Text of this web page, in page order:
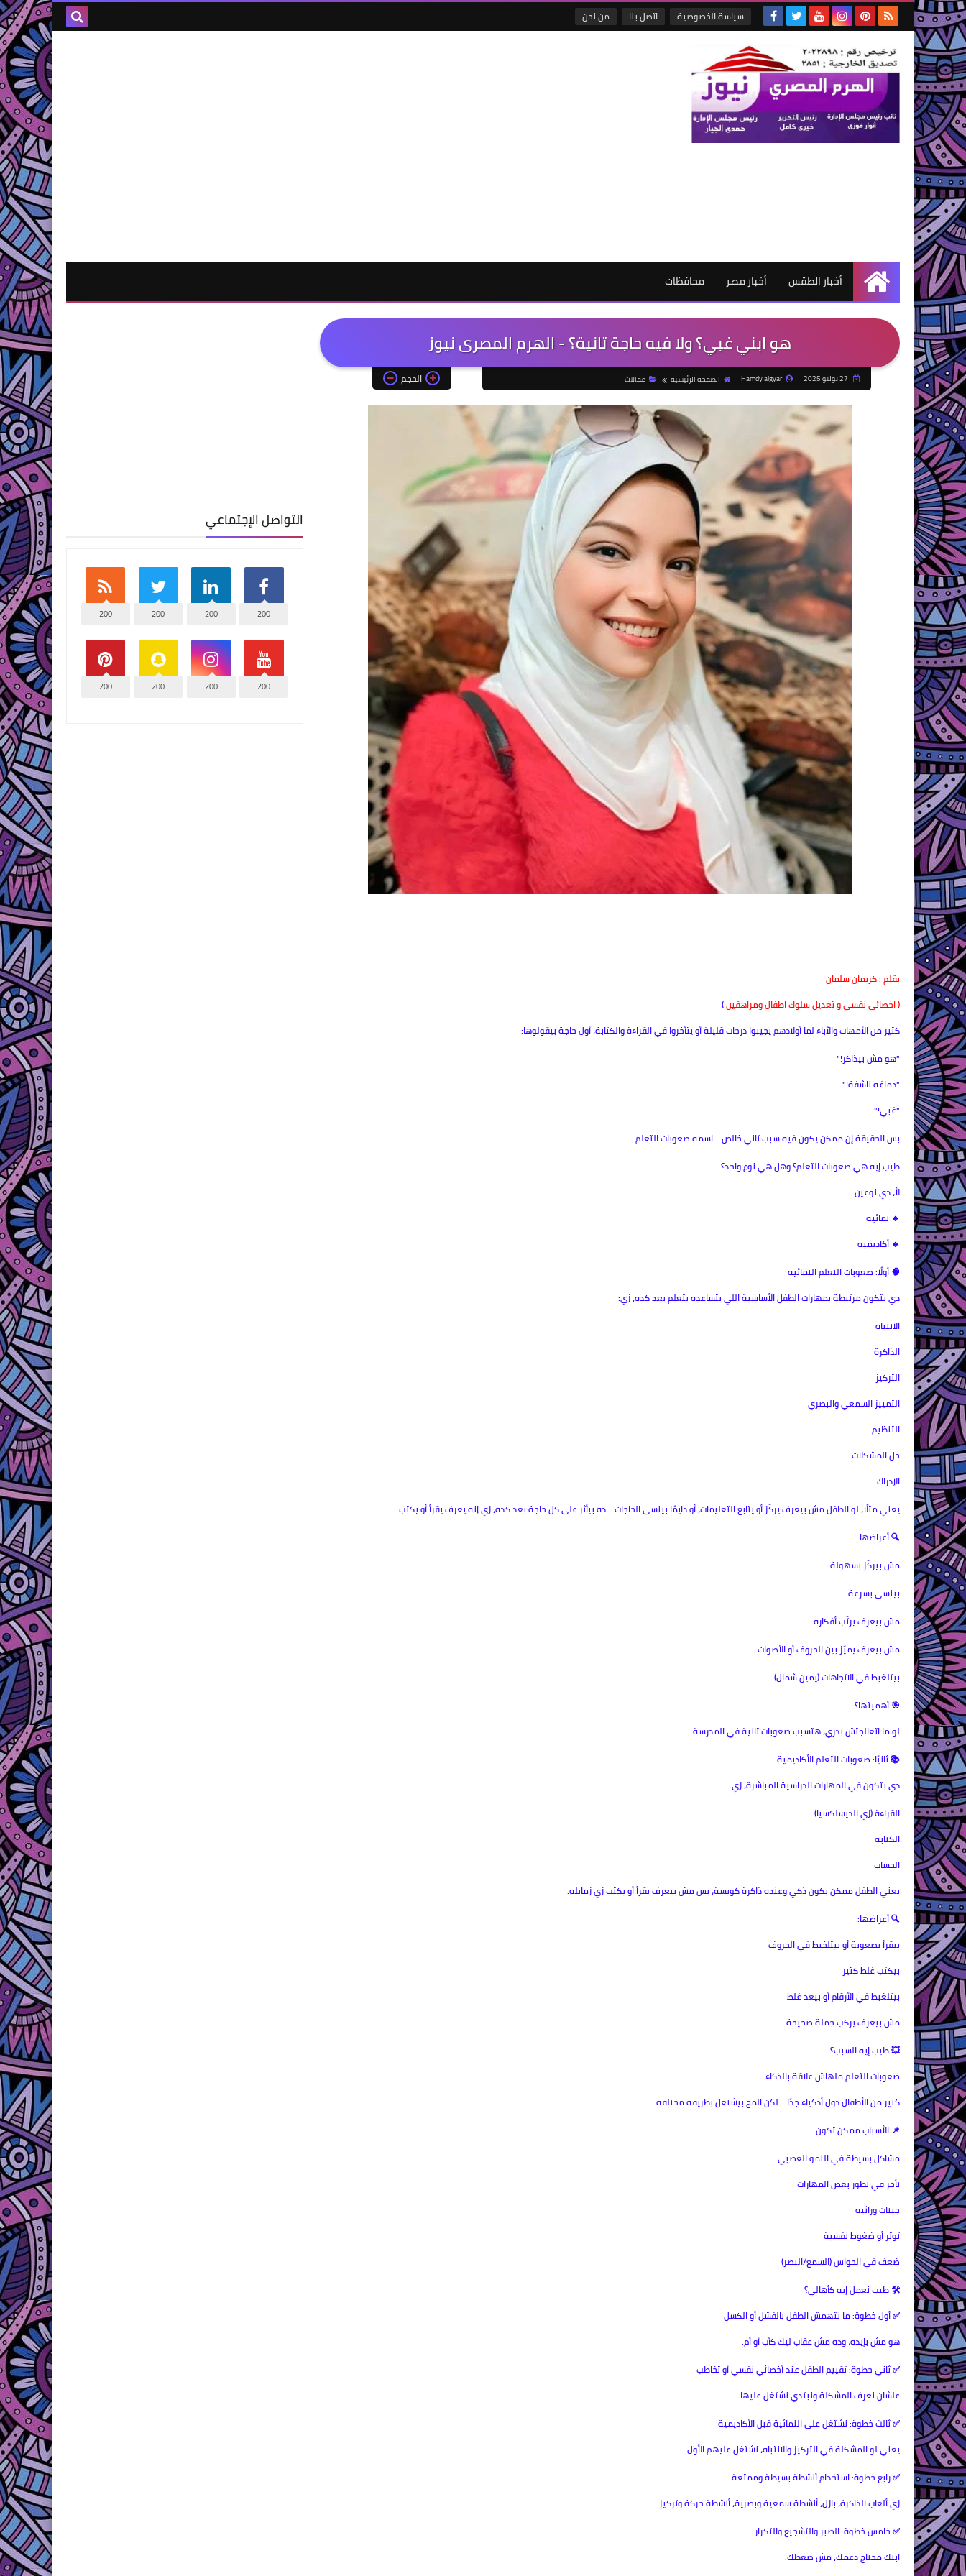
سياسة الخصوصية اتصل بنا من نحن
الرئيسية
أخبار الطقس أخبار مصر محافظات
هو ابني غبي؟ ولا فيه حاجة تانية؟ - الهرم المصرى نيوز
Hamdy algyar الصفحة الرئيسية مقالات الحجم
بقلم : كريمان سلمان
( اخصائى نفسي و تعديل سلوك اطفال ومراهقين)
كتير من الأمهات والآباء لما أولادهم يجيبوا درجات قليلة أو يتأخروا في القراءة والكتابة، أول حاجة بيقولوها:
"هو مش بيذاكر!"
"دماغه ناشفة!"
"غبي!"
بس الحقيقة إن ممكن يكون فيه سبب تاني خالص... اسمه صعوبات التعلم.
طيب إيه هي صعوبات التعلم؟ وهل هي نوع واحد؟
لأ، دي نوعين:
🔹 نمائية
🔹 أكاديمية
🧠 أولًا: صعوبات التعلم النمائية
دي بتكون مرتبطة بمهارات الطفل الأساسية اللي بتساعده يتعلم بعد كده، زي:
الانتباه
الذاكرة
التركيز
التمييز السمعي والبصري
التنظيم
حل المشكلات
الإدراك
يعني مثلًا، لو الطفل مش بيعرف يركّز أو يتابع التعليمات، أو دايمًا بينسى الحاجات… ده بيأثر على كل حاجة بعد كده، زي إنه يعرف يقرأ أو يكتب.
🔍 أعراضها:
مش بيركّز بسهولة
بينسى بسرعة
مش بيعرف يرتّب أفكاره
مش بيعرف يميّز بين الحروف أو الأصوات
بيتلغبط في الاتجاهات (يمين شمال)
🎯 أهميتها؟
لو ما اتعالجتش بدري، هتسبب صعوبات تانية في المدرسة.
📚 ثانيًا: صعوبات التعلم الأكاديمية
دي بتكون في المهارات الدراسية المباشرة، زي:
القراءة (زي الديسلكسيا)
الكتابة
الحساب
يعني الطفل ممكن يكون ذكي وعنده ذاكرة كويسة، بس مش بيعرف يقرأ أو يكتب زي زمايله.
🔍 أعراضها:
بيقرأ بصعوبة أو بيتلخبط في الحروف
بيكتب غلط كتير
بيتلغبط في الأرقام أو بيعد غلط
مش بيعرف يركب جملة صحيحة
💥 طيب إيه السبب؟
صعوبات التعلم ملهاش علاقة بالذكاء.
كتير من الأطفال دول أذكياء جدًا… لكن المخ بيشتغل بطريقة مختلفة.
📌 الأسباب ممكن تكون:
مشاكل بسيطة في النمو العصبي
تأخر في تطور بعض المهارات
جينات وراثية
توتر أو ضغوط نفسية
ضعف في الحواس (السمع/البصر)
🛠 طيب نعمل إيه كأهالي؟
✅ أول خطوة: ما نتهمش الطفل بالفشل أو الكسل
هو مش بإيده، وده مش عقاب ليك كأب أو أم.
✅ ثاني خطوة: تقييم الطفل عند أخصائي نفسي أو تخاطب
علشان نعرف المشكلة ونبتدي نشتغل عليها.
✅ ثالث خطوة: نشتغل على النمائية قبل الأكاديمية
يعني لو المشكلة في التركيز والانتباه، نشتغل عليهم الأول.
✅ رابع خطوة: استخدام أنشطة بسيطة وممتعة
زي ألعاب الذاكرة، بازل، أنشطة سمعية وبصرية، أنشطة حركة وتركيز.
✅ خامس خطوة: الصبر والتشجيع والتكرار
ابنك محتاج دعمك، مش ضغطك.
التواصل الإجتماعي
200
200
200
200
200
200
200
200